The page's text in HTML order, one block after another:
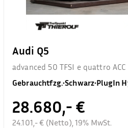
Audi Q5
advanced 50 TFSI e quattro ACC
Gebrauchtfzg.•Schwarz•PlugIn
28.680,- €
24.101,- € (Netto), 19% MwSt.